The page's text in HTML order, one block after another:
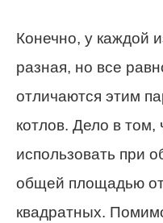
Конечно, у каждой
разная, но все
отличаются этим
котлов. Дело в том,
использовать при
общей площадью
квадратных.